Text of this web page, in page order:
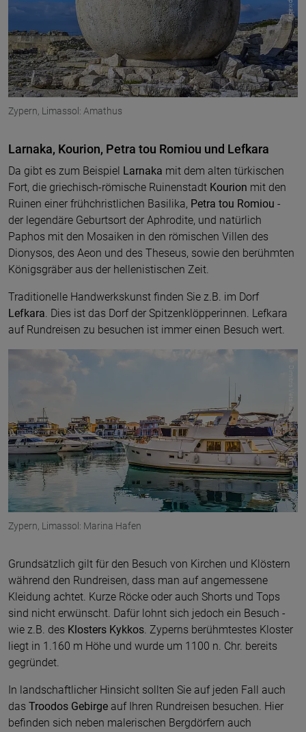
Zypern, Limassol: Amathus
Larnaka, Kourion, Petra tou Romiou und Lefkara
Da gibt es zum Beispiel Larnaka mit dem alten türkischen
Fort, die griechisch-römische Ruinenstadt Kourion mit den
Ruinen einer frühchristlichen Basilika, Petra tou Romiou -
der legendäre Geburtsort der Aphrodite, und natürlich
Paphos mit den Mosaiken in den römischen Villen des
Dionysos, des Aeon und des Theseus, sowie den berühmten
Königsgräber aus der hellenistischen Zeit.
Traditionelle Handwerkskunst finden Sie z.B. im Dorf
Lefkara . Dies ist das Dorf der Spitzenklöpperinnen. Lefkara
auf Rundreisen zu besuchen ist immer einen Besuch wert.
Zypern, Limassol: Marina Hafen
© Dimitris Vetsikas pixabay
Grundsätzlich gilt für den Besuch von Kirchen und Klöstern
während den Rundreisen, dass man auf angemessene
Kleidung achtet. Kurze Röcke oder auch Shorts und Tops
sind nicht erwünscht. Dafür lohnt sich jedoch ein Besuch -
wie z.B. des Klosters Kykkos. Zyperns berühmtestes Kloster
liegt in 1.160 m Höhe und wurde um 1100 n. Chr. bereits
gegründet.
In landschaftlicher Hinsicht sollten Sie auf jeden Fall auch
das Troodos Gebirge auf Ihren Rundreisen besuchen. Hier
befinden sich neben malerischen Bergdörfern auch